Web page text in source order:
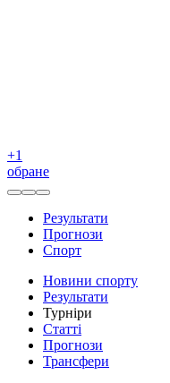
+1
обране
Результати
Прогнози
Спорт
Новини спорту
Результати
Турніри
Статті
Прогнози
Трансфери